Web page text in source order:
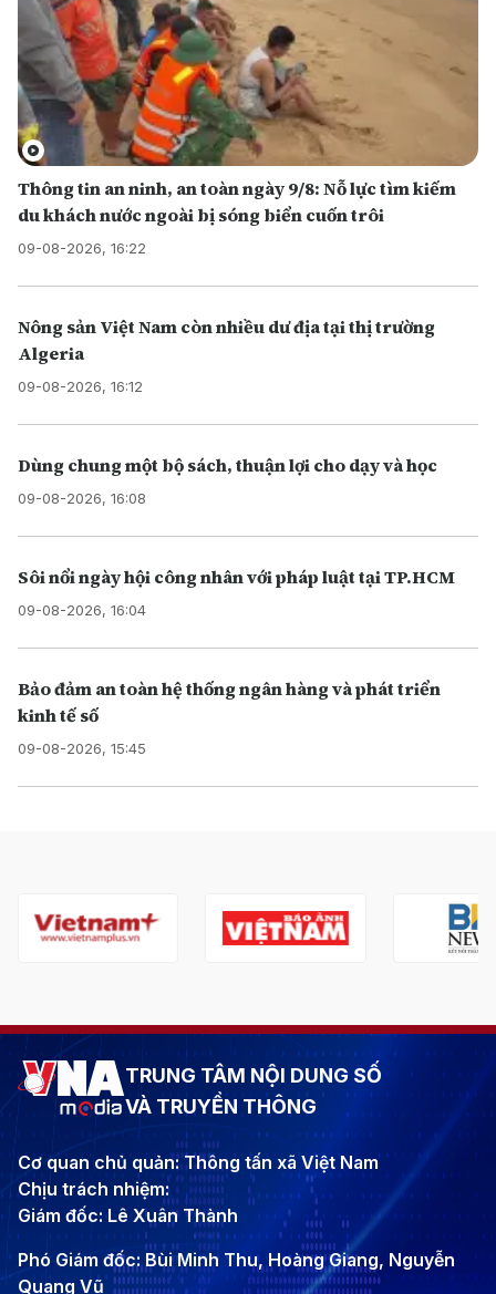
Thông tin an ninh, an toàn ngày 9/8: Nỗ lực tìm kiếm
du khách nước ngoài bị sóng biển cuốn trôi
09-08-2026, 16:22
Nông sản Việt Nam còn nhiều dư địa tại thị trường
Algeria
09-08-2026, 16:12
Dùng chung một bộ sách, thuận lợi cho dạy và học
09-08-2026, 16:08
Sôi nổi ngày hội công nhân với pháp luật tại TP.HCM
09-08-2026, 16:04
Bảo đảm an toàn hệ thống ngân hàng và phát triển
kinh tế số
09-08-2026, 15:45
TRUNG TÂM NỘI DUNG SỐ
VÀ TRUYỀN THÔNG
Cơ quan chủ quản: Thông tấn xã Việt Nam
Chịu trách nhiệm:
Giám đốc: Lê Xuân Thành
Phó Giám đốc: Bùi Minh Thu, Hoàng Giang, Nguyễn
Quang Vũ